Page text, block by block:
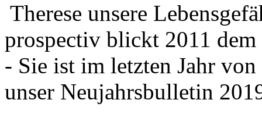
Therese unsere
prospectiv blickt 2011
- Sie ist im letzten Jahr
unser Neujahrsbulletin